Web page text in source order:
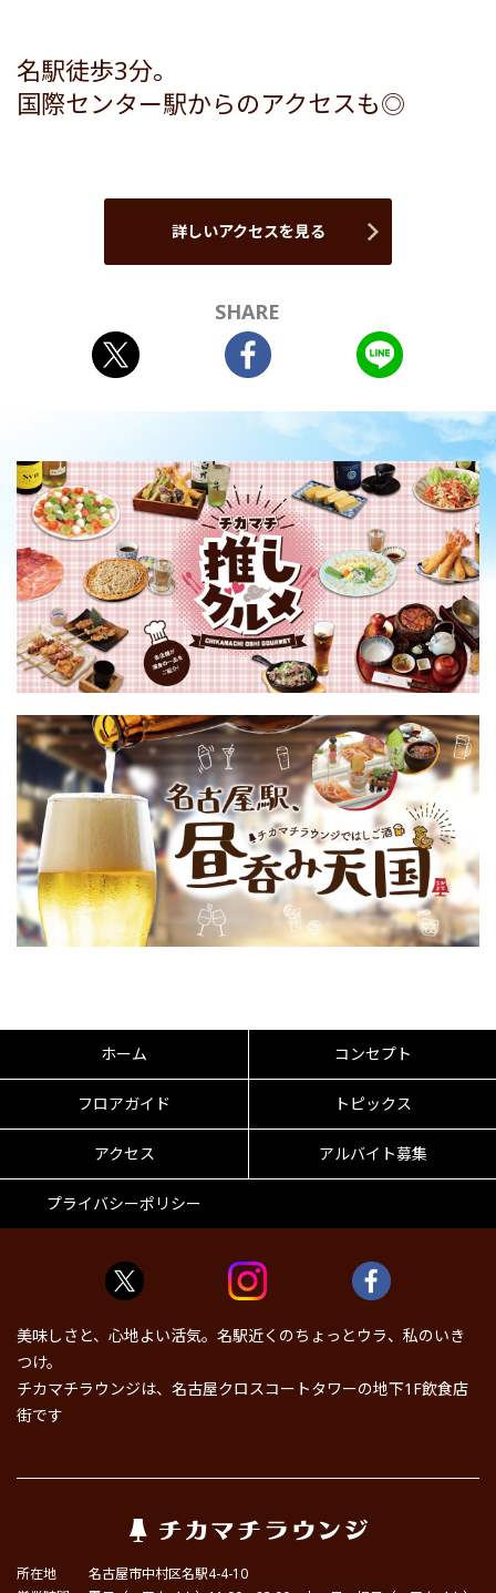
名駅徒歩3分。
国際センター駅からのアクセスも◎
詳しいアクセスを見る
SHARE
ホーム コンセプト
フロアガイド トピックス
アクセス アルバイト募集
プライバシーポリシー
美味しさと、心地よい活気。名駅近くのちょっとウラ、私のいき
つけ。
チカマチラウンジは、名古屋クロスコートタワーの地下1F飲食店
街です
所在地
名古屋市中村区名駅4-4-10